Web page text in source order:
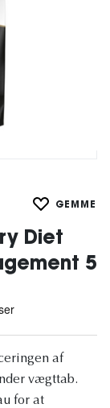
GEMME
Diet
5
af
vægttab.
for at